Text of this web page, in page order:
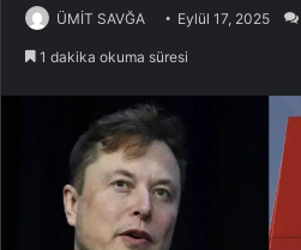
ÜMİT SAVĞA Eylül 17, 2025
1 dakika okuma süresi